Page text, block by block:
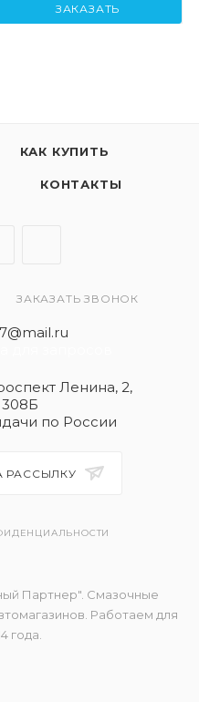
ЗАКАЗАТЬ
КАК КУПИТЬ
КОНТАКТЫ
ЗАКАЗАТЬ ЗВОНОК
Ленина, 2,
по России
РАССЫЛКУ
Партнер". Смазочные
Работаем для
года.